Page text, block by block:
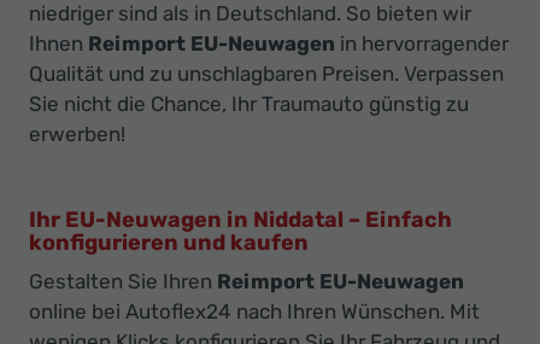
niedriger sind als in Deutschland. So bieten wir
Ihnen Reimport EU-Neuwagen in hervorragender
Qualität und zu unschlagbaren Preisen. Verpassen
Sie nicht die Chance, Ihr Traumauto günstig zu
erwerben!
Ihr EU-Neuwagen in Niddatal – Einfach
konfigurieren und kaufen
Gestalten Sie Ihren Reimport EU-Neuwagen
online bei Autoflex24 nach Ihren Wünschen. Mit